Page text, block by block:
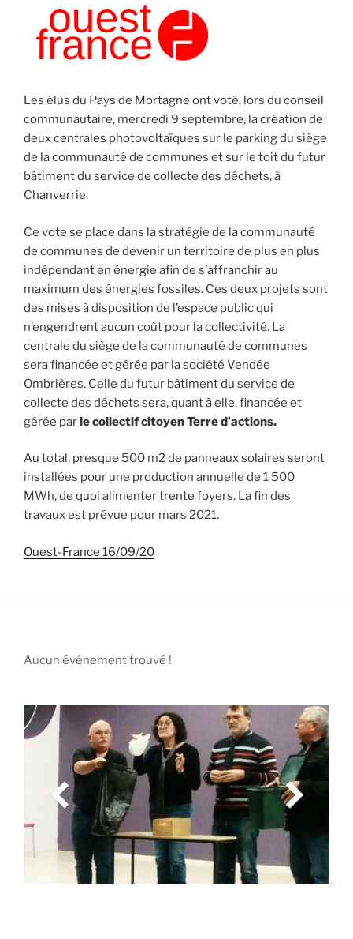
Les élus du Pays de Mortagne ont voté, lors du conseil
communautaire, mercredi 9 septembre, la création de
deux centrales photovoltaïques sur le parking du siège
de la communauté de communes et sur le toit du futur
bâtiment du service de collecte des déchets, à
Chanverrie.
Ce vote se place dans la stratégie de la communauté
de communes de devenir un territoire de plus en plus
indépendant en énergie afin de s’affranchir au
maximum des énergies fossiles. Ces deux projets sont
des mises à disposition de l’espace public qui
n’engendrent aucun coût pour la collectivité. La
centrale du siège de la communauté de communes
sera financée et gérée par la société Vendée
Ombrières. Celle du futur bâtiment du service de
collecte des déchets sera, quant à elle, financée et
gérée parle collectif citoyen Terre d’actions.
Au total, presque 500 m2 de panneaux solaires seront
installées pour une production annuelle de 1 500
MWh, de quoi alimenter trente foyers. La fin des
travaux est prévue pour mars 2021.
Ouest-France 16/09/20
Aucun événement trouvé !